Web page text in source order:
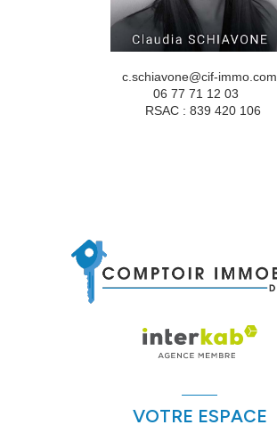
c.schiavone@cif-immo.com
06 77 71 12 03
RSAC : 839 420 106
VOTRE ESPACE